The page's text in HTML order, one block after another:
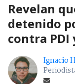
Revelan
detenido
contra PDI
Ignacio